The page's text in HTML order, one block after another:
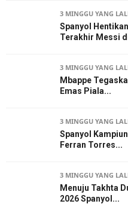
3 MINGGU YANG
Spanyol
Terakhir Messi
3 MINGGU YANG
Mbappe
Emas Piala...
3 MINGGU YANG
Spanyol
Ferran Torres...
3 MINGGU YANG
Menuju Takhta
2026 Spanyol...